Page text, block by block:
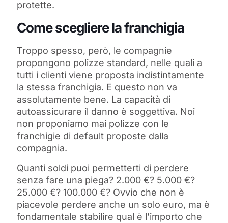
protette.
Come scegliere la franchigia
Troppo spesso, però, le compagnie
propongono polizze standard, nelle quali a
tutti i clienti viene proposta indistintamente
la stessa franchigia. E questo non va
assolutamente bene. La capacità di
autoassicurare il danno è soggettiva. Noi
non proponiamo mai polizze con le
franchigie di default proposte dalla
compagnia.
Quanti soldi puoi permetterti di perdere
senza fare una piega? 2.000 €? 5.000 €?
25.000 €? 100.000 €? Ovvio che non è
piacevole perdere anche un solo euro, ma è
fondamentale stabilire qual è l’importo che